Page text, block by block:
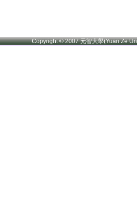
Copyright © 2007 元智大學(Yuan Ze